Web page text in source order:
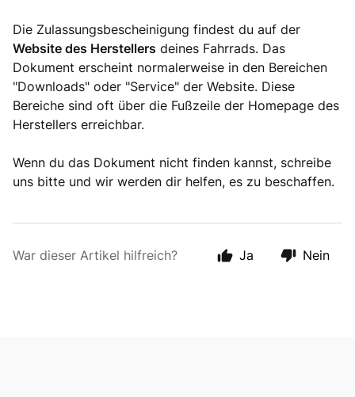
Die Zulassungsbescheinigung findest du auf der
Website des Herstellers deines Fahrrads. Das
Dokument erscheint normalerweise in den Bereichen
"Downloads" oder "Service" der Website. Diese
Bereiche sind oft über die Fußzeile der Homepage des
Herstellers erreichbar.
Wenn du das Dokument nicht finden kannst, schreibe
uns bitte und wir werden dir helfen, es zu beschaffen.
War dieser Artikel hilfreich? Ja Nein